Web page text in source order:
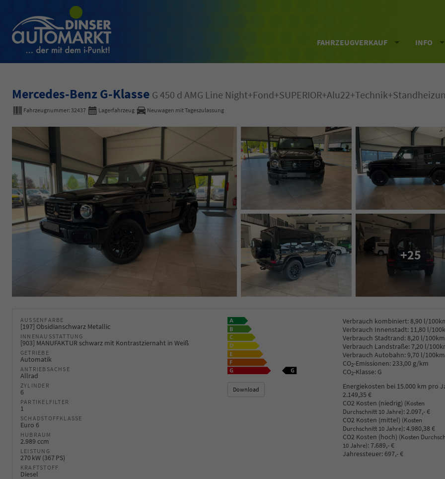
FAHRZEUGVERKAUF INFO
Mercedes-Benz G-Klasse G 450 d AMG Line
Fahrzeugnummer: 32437 Lagerfahrzeug Neuwagen mit Tageszulassung
+25
AUSSENFARBE
[197] Obsidianschwarz Metallic
INNENAUSSTATTUNG
[903] MANUFAKTUR schwarz mit Kontrastziernaht in Weiß
GETRIEBE
Automatik
ANTRIEBSACHSE
Allrad
ZYLINDER
6
PARTIKELFILTER
1
SCHADSTOFFKLASSE
Euro 6
HUBRAUM
2.989 ccm
LEISTUNG
270 kW (367 PS)
KRAFTSTOFF
Diesel
Verbrauch kombiniert:8,90 l/
Verbrauch Innenstadt: 11,80 l/
Verbrauch Stadtrand:8,20 l/100km
Verbrauch Landstraße:7,20 l/
Verbrauch Autobahn:9,70 l/100km
CO2-Emissionen:233,00 g/km
CO2-Klasse: G
Download
Energiekosten bei 15.000 km pro
2.149,35 €
CO2 Kosten (niedrig) (Kosten
Durchschnitt 10 Jahre):2.097,- €
CO2 Kosten (mittel) (Kosten
Durchschnitt 10 Jahre):4.980,38 €
CO2 Kosten (hoch) (Kosten
10 Jahre):7.689,- €
Jahressteuer:697,- €